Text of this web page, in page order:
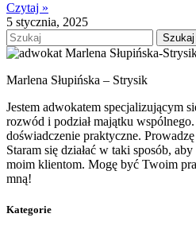
Czytaj »
5 stycznia, 2025
Szukaj
Marlena Słupińska – Strysik
Jestem adwokatem specjalizującym
rozwód i podział majątku
doświadczenie praktyczne.
Staram się działać w taki sposób,
moim klientom. Mogę być Twoim
mną!
Kategorie